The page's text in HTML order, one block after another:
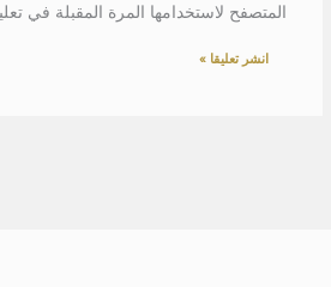
المتصفح لاستخدامها المرة المقبلة في